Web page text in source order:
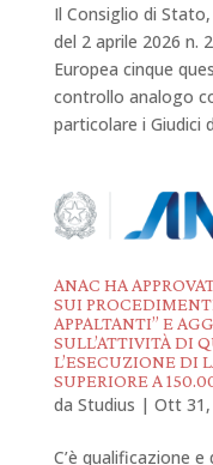
Il Consiglio di
del 2 aprile 2026 n.
Europea cinque
controllo analogo
particolare i Giudici
ANAC HA
SUI
APPALTANTI” E
SULL’ATTIVITÀ DI
L’ESECUZIONE DI
SUPERIORE A
da Studius | Ott 31,
C’è qualificazione